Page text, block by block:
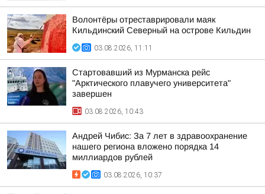
Волонтёры отреставрировали маяк
Кильдинский Северный на острове Кильдин
03.08.2026, 11:11
Стартовавший из Мурманска рейс
"Арктического плавучего университета"
завершен
03.08.2026, 10:43
Андрей Чибис: За 7 лет в здравоохранение
нашего региона вложено порядка 14
миллиардов рублей
03.08.2026, 10:37